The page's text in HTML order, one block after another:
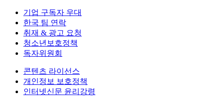
기업 구독자 우대
한국 팀 연락
취재 & 광고 요청
청소년보호정책
독자위원회
콘텐츠 라이선스
개인정보 보호정책
인터넷신문 윤리강령